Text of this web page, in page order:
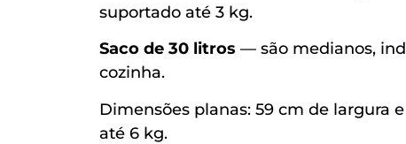
suportado até 3 kg.
Saco de 30 litros — são medianos,
cozinha.
Dimensões planas: 59 cm de
até 6 kg.